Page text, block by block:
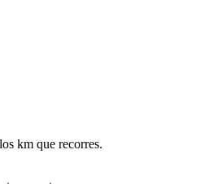
km que recorres.